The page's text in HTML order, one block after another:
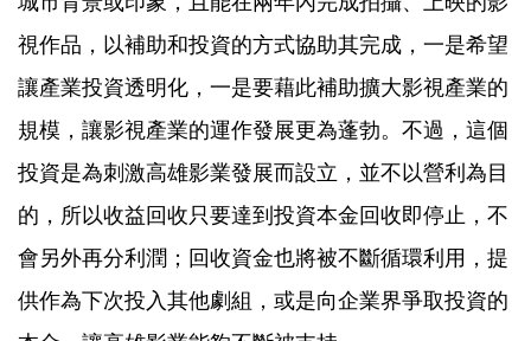
視作品，以補助和投資的方式協助其完成，一是希望
讓產業投資透明化，一是要藉此補助擴大影視產業的
規模，讓影視產業的運作發展更為蓬勃。不過，這個
投資是為刺激高雄影業發展而設立，並不以營利為目
的，所以收益回收只要達到投資本金回收即停止，不
會另外再分利潤；回收資金也將被不斷循環利用，提
供作為下次投入其他劇組，或是向企業界爭取投資的